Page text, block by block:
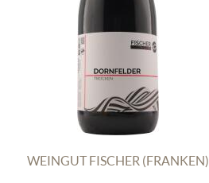
WEINGUT FISCHER (FRANKEN)